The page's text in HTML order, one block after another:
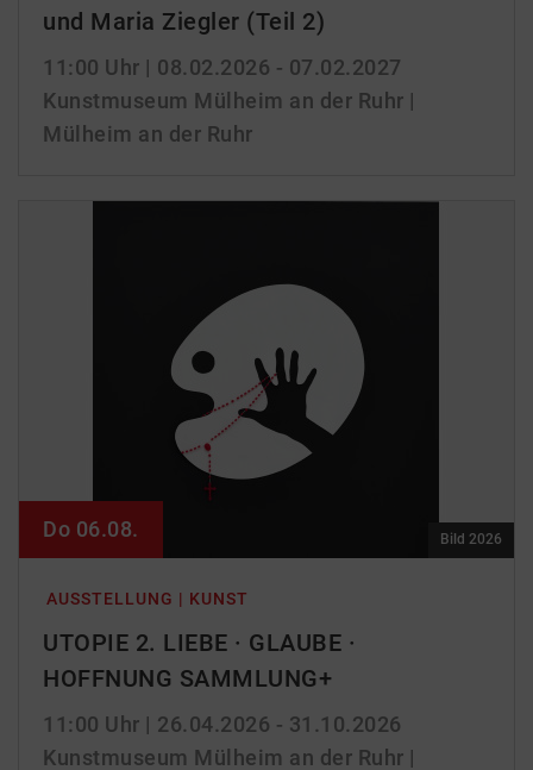
und Maria Ziegler (Teil 2)
11:00 Uhr | 08.02.2026 - 07.02.2027
Kunstmuseum Mülheim an der Ruhr |
Mülheim an der Ruhr
AUSSTELLUNG | KUNST
UTOPIE 2. LIEBE · GLAUBE ·
HOFFNUNG SAMMLUNG+
11:00 Uhr | 26.04.2026 - 31.10.2026
Kunstmuseum Mülheim an der Ruhr |
Do 06.08. Bild 2026